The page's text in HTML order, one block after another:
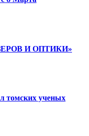
И ОПТИКИ»
томских ученых